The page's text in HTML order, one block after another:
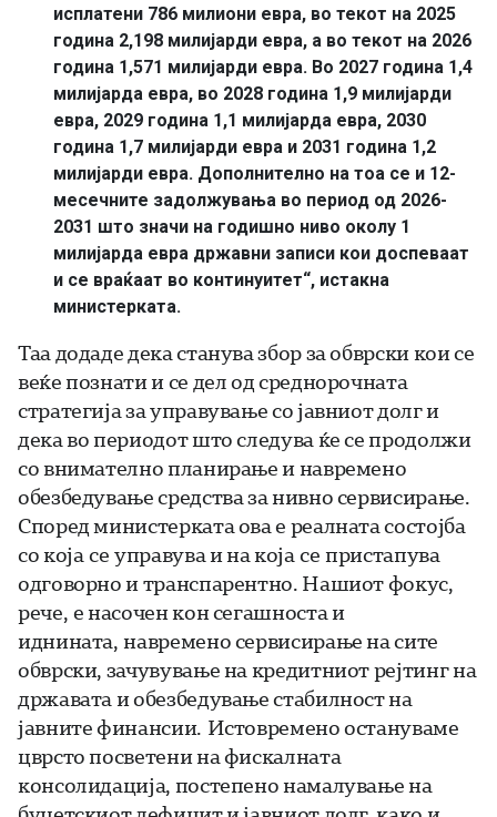
исплатени 786 милиони евра, во текот на 2025
година 2,198 милијарди евра, а во текот на 2026
година 1,571 милијарди евра. Во 2027 година 1,4
милијарда евра, во 2028 година 1,9 милијарди
евра, 2029 година 1,1 милијарда евра, 2030
година 1,7 милијарди евра и 2031 година 1,2
милијарди евра. Дополнително на тоа се и 12-
месечните задолжувања во период од 2026-
2031 што значи на годишно ниво околу 1
милијарда евра државни записи кои доспеваат
и се враќаат во континуитет“, истакна
министерката.
Таа додаде дека станува збор за обврски кои се
веќе познати и се дел од среднорочната
стратегија за управување со јавниот долг и
дека во периодот што следува ќе се продолжи
со внимателно планирање и навремено
обезбедување средства за нивно сервисирање.
Според министерката ова е реалната состојба
со која се управува и на која се пристапува
одговорно и транспарентно. Нашиот фокус,
рече, е насочен кон сегашноста и
иднината, навремено сервисирање на сите
обврски, зачувување на кредитниот рејтинг на
државата и обезбедување стабилност на
јавните финансии. Истовремено остануваме
цврсто посветени на фискалната
консолидација, постепено намалување на